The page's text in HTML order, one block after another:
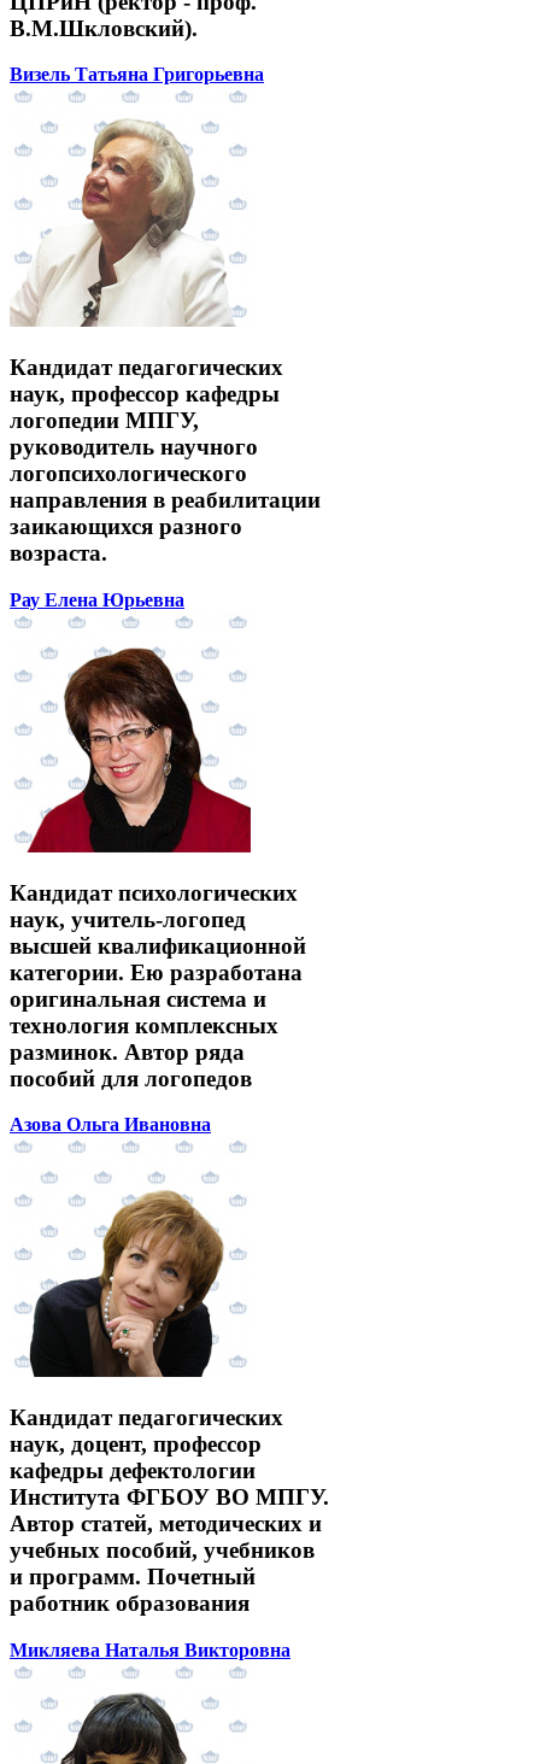
В.М.Шкловский).
Визель Татьяна Григорьевна
Кандидат педагогических
наук, профессор кафедры
логопедии МПГУ,
руководитель научного
логопсихологического
направления в реабилитации
заикающихся разного
возраста.
Рау Елена Юрьевна
Кандидат психологических
наук, учитель-логопед
высшей квалификационной
категории. Ею разработана
оригинальная система и
технология комплексных
разминок. Автор ряда
пособий для логопедов
Азова Ольга Ивановна
Кандидат педагогических
наук, доцент, профессор
кафедры дефектологии
Института ФГБОУ ВО МПГУ.
Автор статей, методических и
учебных пособий, учебников
и программ. Почетный
работник образования
Микляева Наталья Викторовна